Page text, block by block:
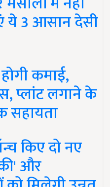
ये 3 आसान देसी
कमाई,
प्लांट लगाने के
सहायता
किए दो नए
और